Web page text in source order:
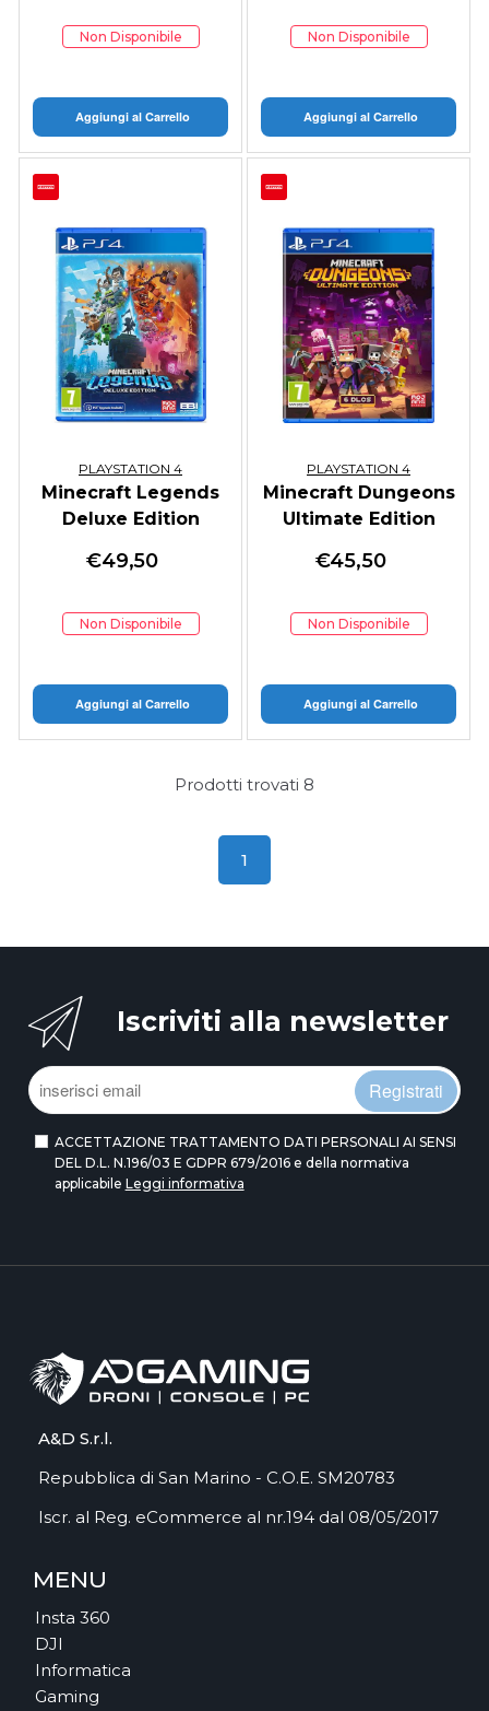
Non Disponibile
Aggiungi al Carrello
Non Disponibile
Aggiungi al Carrello
PLAYSTATION 4
Minecraft Legends
Deluxe Edition
€49,50
Non Disponibile
Aggiungi al Carrello
PLAYSTATION 4
Minecraft Dungeons
Ultimate Edition
€45,50
Non Disponibile
Aggiungi al Carrello
Prodotti trovati 8
1
Iscriviti alla newsletter
Registrati
ACCETTAZIONE TRATTAMENTO DATI PERSONALI AI SENSI
DEL D.L. N.196/03 E GDPR 679/2016 e della normativa
applicabile Leggi informativa
A&D S.r.l.
Repubblica di San Marino - C.O.E. SM20783
Iscr. al Reg. eCommerce al nr.194 dal 08/05/2017
MENU
Insta 360
DJI
Informatica
Gaming